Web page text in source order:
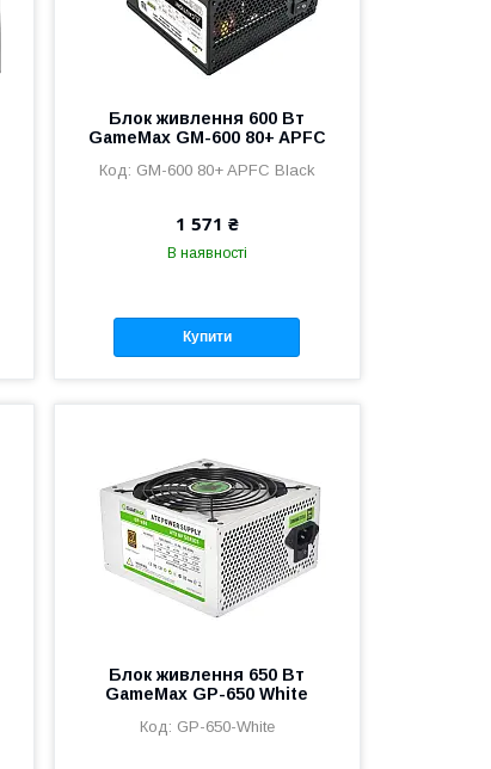
Блок живлення 600 Вт
GameMax GM-600 80+ APFC
GM-600 80+ APFC Black
1 571 ₴
В наявності
Купити
Блок живлення 650 Вт
GameMax GP-650 White
GP-650-White